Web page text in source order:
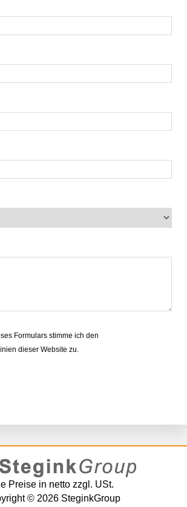
Formulars stimme ich den
dieser Website zu.
Preise in netto zzgl. USt.
© 2026 SteginkGroup